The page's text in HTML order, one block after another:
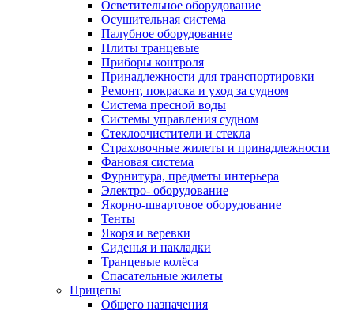
Осветительное оборудование
Осушительная система
Палубное оборудование
Плиты транцевые
Приборы контроля
Принадлежности для транспортировки
Ремонт, покраска и уход за судном
Система пресной воды
Системы управления судном
Стеклоочистители и стекла
Страховочные жилеты и принадлежности
Фановая система
Фурнитура, предметы интерьера
Электро- оборудование
Якорно-швартовое оборудование
Тенты
Якоря и веревки
Сиденья и накладки
Транцевые колёса
Спасательные жилеты
Прицепы
Общего назначения